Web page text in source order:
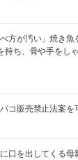
べ方が汚い」焼き
ち、骨や手をし
バコ販売禁止法案
口を出してくる